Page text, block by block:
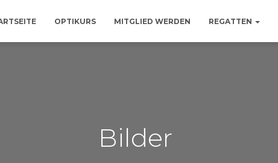
OPTIKURS MITGLIED WERDEN REGATTEN
Bilder